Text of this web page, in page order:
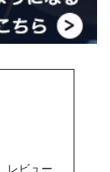
レビュー